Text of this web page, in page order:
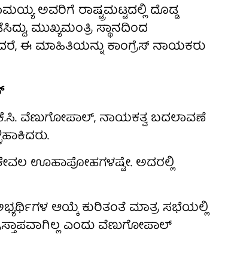
ಅವರಿಗೆ ರಾಷ್ಟ್ರಮಟ್ಟದಲ್ಲಿ ದೊಡ್ಡ
ಮುಖ್ಯಮಂತ್ರಿ ಸ್ಥಾನದಿಂದ
ಈ ಮಾಹಿತಿಯನ್ನು ಕಾಂಗ್ರೆಸ್ ನಾಯಕರು
ವೆಣುಗೋಪಾಲ್, ನಾಯಕತ್ವ ಬದಲಾವಣೆ
ಕೇವಲ ಊಹಾಪೋಹಗಳಷ್ಟೇ. ಅದರಲ್ಲಿ
ಆಯ್ಕೆ ಕುರಿತಂತೆ ಮಾತ್ರ ಸಭೆಯಲ್ಲಿ
ಎಂದು ವೆಣುಗೋಪಾಲ್